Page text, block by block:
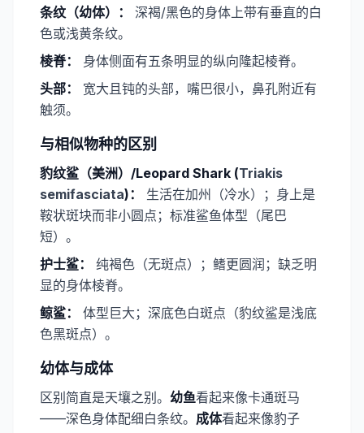
​条纹（幼体）：
深褐/黑色的身体上带有垂直的白
色或浅黄条纹。
​棱脊：
身体侧面有五条明显的纵向隆起棱脊。
​头部：
宽大且钝的头部，嘴巴很小，鼻孔附近有
触须。
与相似物种的区别
​豹纹鲨（美洲）/Leopard Shark (Triakis
semifasciata)：
生活在加州（冷水）；身上是
鞍状斑块而非小圆点；标准鲨鱼体型（尾巴
短）。
​护士鲨：
纯褐色（无斑点）；鳍更圆润；缺乏明
显的身体棱脊。
​鲸鲨：
体型巨大；深底色白斑点（豹纹鲨是浅底
色黑斑点）。
幼体与成体
区别简直是天壤之别。 ​幼鱼​看起来像卡通斑马
——深色身体配细白条纹。 ​成体看起来像豹子